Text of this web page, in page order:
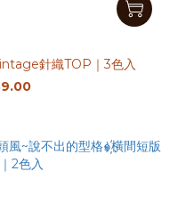
針織TOP｜3色入